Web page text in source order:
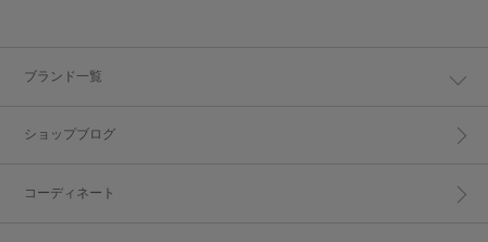
ブランド一覧
ショップブログ
コーディネート